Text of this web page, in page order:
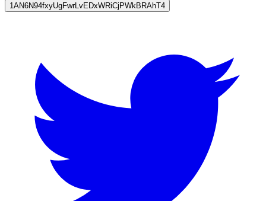
1AN6N94fxyUgFwrLvEDxWRiCjPWkBRAhT4